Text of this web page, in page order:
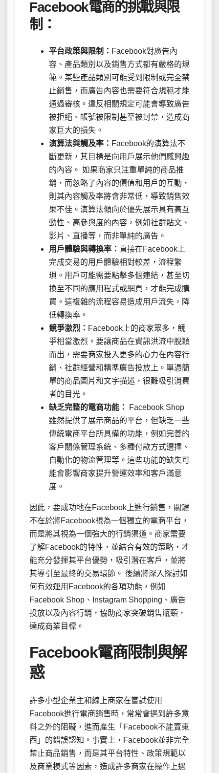
Facebook電商的挑戰與限
制：
平台政策與限制： Facebook對廣告內
容、產品類別以及銷售方式都有嚴格的規
範。某些產品類別可能受到限制或完全禁
止銷售，而廣告內容也需要符合規範才能
通過審核。違反相關規定可能會導致廣告
被拒絕、帳號被限制甚至被封禁，造成商
家巨大的損失。
演算法與觸及率： Facebook的演算法不
斷更新，其目標是向用戶展示他們感興趣
的內容。 如果商家只注重單純的商品推
銷，而忽略了內容的價值和用戶的互動，
則其內容觸及率將會非常低，導致銷售效
果不佳。演算法傾向於優先展示具有高互
動性、高參與度的內容，例如社群貼文、
影片、直播等，而非單純的廣告。
用戶體驗與轉換率： 直接在Facebook上
完成交易的用戶體驗相對較差，流程繁
瑣。用戶可能需要點擊多個連結，甚至切
換至不同的應用程式或網頁，才能完成購
買。這複雜的流程容易造成用戶流失，降
低轉換率。
競爭激烈： Facebook上的商家眾多，競
爭相當激烈。要讓商品在資訊洪流中脫穎
而出，需要商家投入更多的心力在內容行
銷、社群經營和精準廣告投放上。單憑簡
單的商品圖片和文字描述，很難吸引消費
者的目光。
缺乏完整的電商功能：
Facebook Shop
雖然提供了展示商品的平台，但缺乏一些
傳統電商平台所具備的功能，例如完善的
客戶關係管理系統、多種付款方式選擇、
自動化的物流管理等。這些功能的缺失可
能會影響商家提升營運效率和客戶滿意
度。
因此，要成功地在Facebook上進行銷售，關鍵
不在於將Facebook視為一個獨立的電商平台，
而是將其視為一個強大的行銷渠道。商家需要
了解Facebook的特性，並結合有效的策略，才
能充分發揮其平台優勢，吸引潛在客戶，並將
其導引至最終的交易環節。 後續將深入探討如
何有效運用Facebook的各項功能，例如
Facebook Shop、Instagram Shopping、廣告
投放以及內容行銷，協助商家突破銷售瓶頸，
達成商業目標。
Facebook電商限制與解
惑
許多小型企業主和線上商家在嘗試使用
Facebook進行電商銷售時，常常會遇到許多意
料之外的阻礙，進而產生「Facebook不能賣東
西」的錯誤認知。事實上，Facebook並非完全
禁止商品銷售，而是其平台特性、政策規範以
及商業模式等因素，造成許多商家在操作上遇